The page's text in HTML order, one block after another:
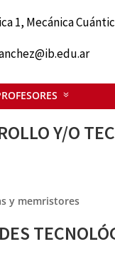
1, Mecánica
Y/O
y memristores